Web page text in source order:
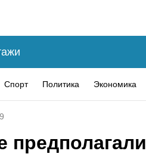
Спорт Политика Экономика